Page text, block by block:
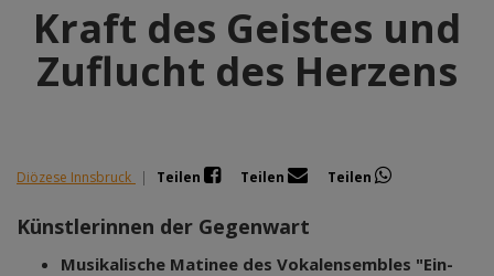
Kraft des Geistes und
Zuflucht des Herzens
Diözese Innsbruck | Teilen Teilen Teilen
Künstlerinnen der Gegenwart
Musikalische Matinee des Vokalensembles "Ein-